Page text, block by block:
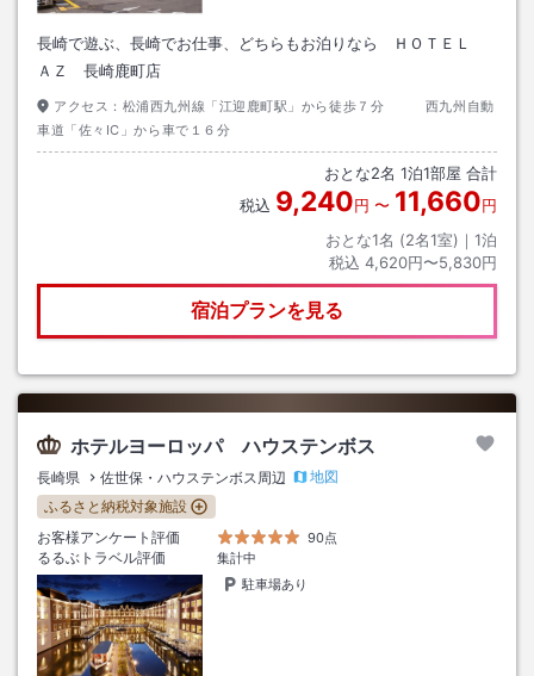
長崎で遊ぶ、長崎でお仕事、どちらもお泊りなら ＨＯＴＥＬ
ＡＺ 長崎鹿町店
アクセス： 松浦西九州線「江迎鹿町駅」から徒歩７分 西九州自動
車道「佐々IC」から車で１６分
おとな2名 1泊1部屋 合計
税込 9,240円 〜 11,660円
おとな1名 (2名1室)｜ 1泊
税込 4,620円〜5,830円
宿泊プランを見る
ホテルヨーロッパ ハウステンボス
長崎県 佐世保・ハウステンボス周辺
地図
ふるさと納税対象施設
お客様アンケート評価
90点
るるぶトラベル評価
集計中
駐車場あり